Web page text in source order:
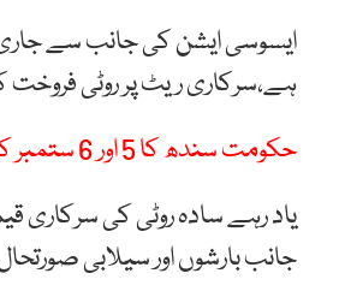
ایسوسی ایشن کی جانب سے جاری
ہے،سرکاری ریٹ پر روٹی فروخت
حکومت سندھ کا 5 اور 6 ستمبر کو صوبے بھر میں عام تعطیل کااعلان
جانب بارشوں اور سیلابی